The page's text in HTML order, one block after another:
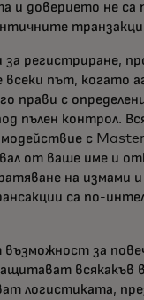
и доверието не са
регистриране,
всеки път,
прави с
пълен контрол.
с
от ваше име и
на измами и
са по-
за
всякакъв
логистиката,